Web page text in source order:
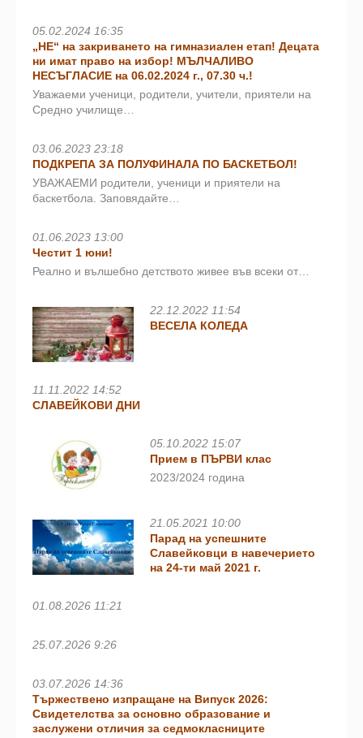
05.02.2024 16:35
„НЕ“ на закриването на гимназиален етап! Децата
ни имат право на избор! МЪЛЧАЛИВО
НЕСЪГЛАСИЕ на 06.02.2024 г., 07.30 ч.!
Уважаеми ученици, родители, учители, приятели на
Средно училище…
03.06.2023 23:18
ПОДКРЕПА ЗА ПОЛУФИНАЛА ПО БАСКЕТБОЛ!
УВАЖАЕМИ родители, ученици и приятели на
баскетбола. Заповядайте…
01.06.2023 13:00
Честит 1 юни!
Реално и вълшебно детството живее във всеки от…
22.12.2022 11:54
ВЕСЕЛА КОЛЕДА
11.11.2022 14:52
СЛАВЕЙКОВИ ДНИ
05.10.2022 15:07
Прием в ПЪРВИ клас
2023/2024 година
21.05.2021 10:00
Парад на успешните
Славейковци в навечерието
на 24-ти май 2021 г.
01.08.2026 11:21
25.07.2026 9:26
03.07.2026 14:36
Тържествено изпращане на Випуск 2026:
Свидетелства за основно образование и
заслужени отличия за седмокласниците